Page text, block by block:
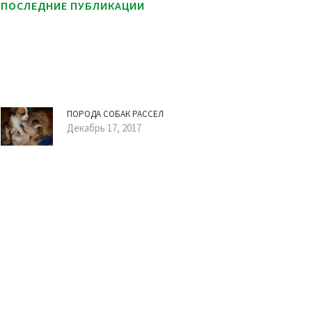
ПОСЛЕДНИЕ ПУБЛИКАЦИИ
ПОРОДА СОБАК РАССЕЛ
Декабрь 17, 2017